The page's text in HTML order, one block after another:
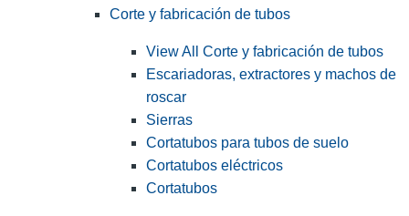
Corte y fabricación de tubos
View All Corte y fabricación de tubos
Escariadoras, extractores y machos de
roscar
Sierras
Cortatubos para tubos de suelo
Cortatubos eléctricos
Cortatubos